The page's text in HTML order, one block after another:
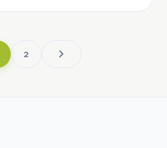
2 chevron_right